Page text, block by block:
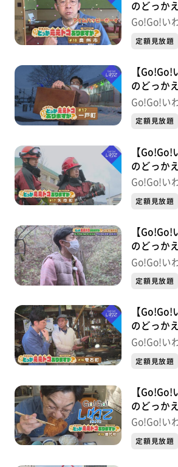
のどっか
か？ 2周
Go!Go!い
定額見放題
【Go!Go!
のどっか
か？ #17
Go!Go!い
定額見放題
【Go!Go!
のどっか
か？ 2周
Go!Go!い
定額見放題
【Go!Go!
のどっか
か？ #16
Go!Go!い
定額見放題
【Go!Go!
のどっか
か？ 2周
Go!Go!い
定額見放題
【Go!Go!
のどっか
か？ 2周
Go!Go!い
定額見放題